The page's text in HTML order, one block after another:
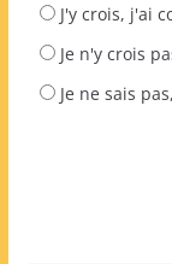
J'y crois, j'ai
Je n'y crois
Je ne sais